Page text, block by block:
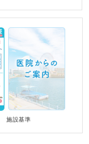
施設基準